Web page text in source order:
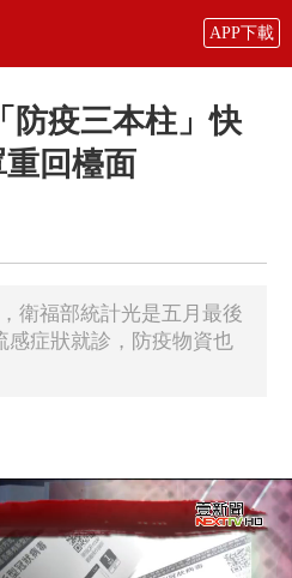
APP下載
防疫三本柱」快
回檯面
衛福部統計光是五月最後
感症狀就診，防疫物資也